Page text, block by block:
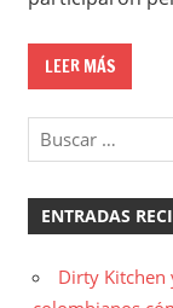
LEER MÁS
ENTRADAS
Dirty Kitchen